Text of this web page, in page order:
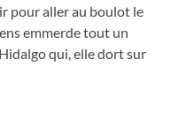
pour aller au boulot le
emmerde tout un
qui, elle dort sur